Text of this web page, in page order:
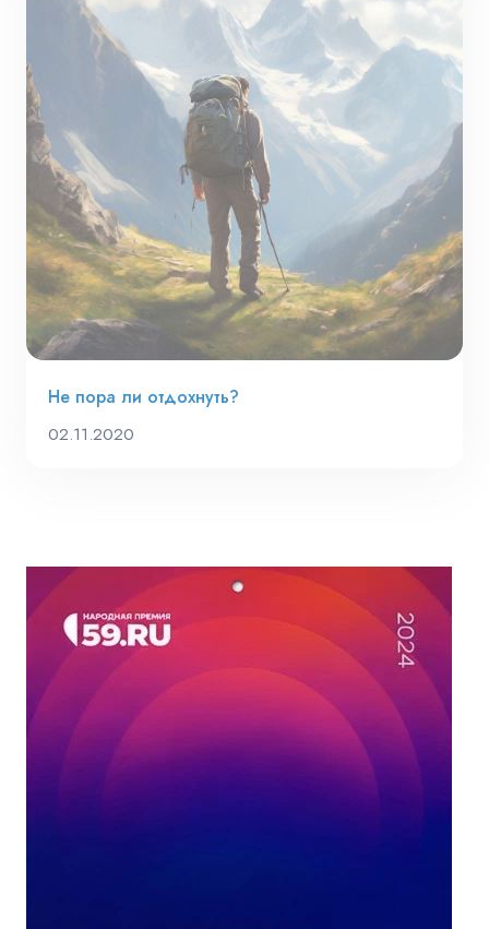
Не пора ли отдохнуть?
02.11.2020